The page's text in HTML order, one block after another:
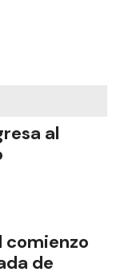
al
comienzo
de